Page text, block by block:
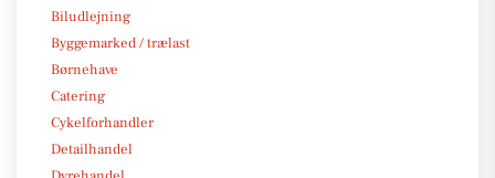
Biludlejning
Byggemarked / trælast
Børnehave
Catering
Cykelforhandler
Detailhandel